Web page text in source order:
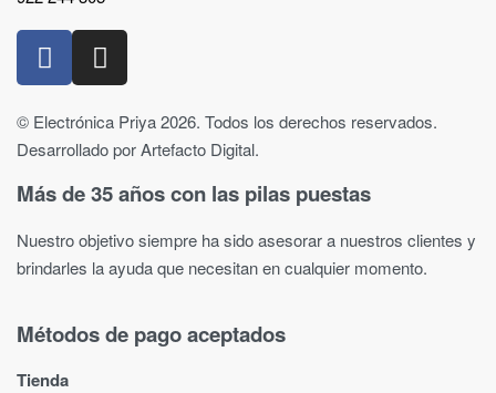
© Electrónica Priya 2026. Todos los derechos reservados.
Desarrollado por Artefacto Digital.
Más de 35 años con las pilas puestas
Nuestro objetivo siempre ha sido asesorar a nuestros clientes y
brindarles la ayuda que necesitan en cualquier momento.
Métodos de pago aceptados
Tienda